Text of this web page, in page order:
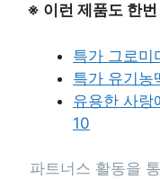
※ 이런 제품도 한
특가 그로미
특가 유기농
유용한 사랑
10
파트너스 활동을